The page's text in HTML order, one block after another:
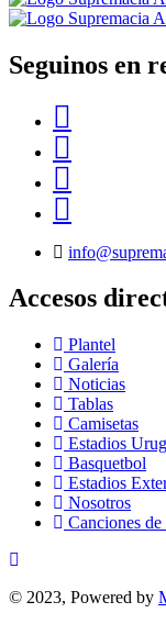
Seguinos en
Accesos
Plantel
Galería
Noticias
Tablas
Camisetas
Estadios
Basquetbol
Estadios
Nosotros
Canciones de
© 2023, Powered by